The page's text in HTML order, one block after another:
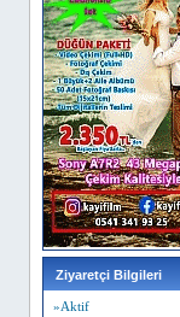
Ziyaretçi Bilgileri
»Aktif